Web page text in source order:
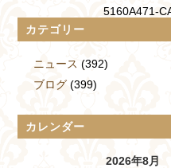
5160A471-
カテゴリー
ニュース (392)
ブログ(399)
カレンダー
2026年8月